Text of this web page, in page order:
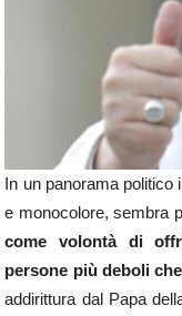
In un panorama politico
e monocolore, sembra
come volontà di
persone più deboli
addirittura dal Papa